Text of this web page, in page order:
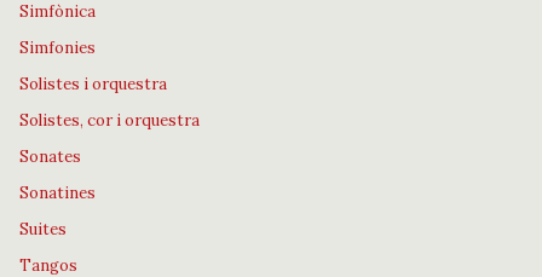
Simfònica
Simfonies
Solistes i orquestra
Solistes, cor i orquestra
Sonates
Sonatines
Suites
Tangos